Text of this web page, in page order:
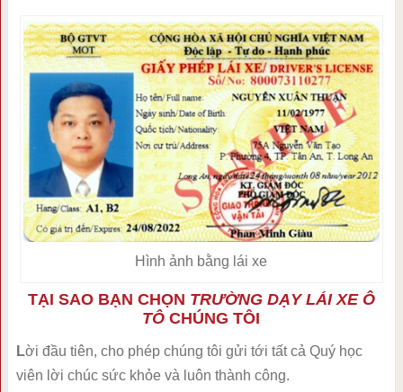
Hình ảnh bằng lái xe
TẠI SAO BẠN CHỌN TRƯỜNG DẠY LÁI XE Ô
TÔ CHÚNG TÔI
Lời đầu tiên, cho phép chúng tôi gửi tới tất cả Quý học
viên lời chúc sức khỏe và luôn thành công.